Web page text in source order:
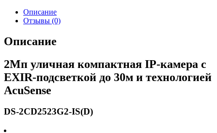
Описание
Отзывы (0)
Описание
2Мп уличная компактная IP-камера с
EXIR-подсветкой до 30м и технологией
AcuSense
DS-2CD2523G2-IS(D)